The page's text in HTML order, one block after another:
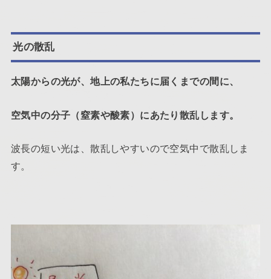
光の散乱
太陽からの光が、地上の私たちに届くまでの間に、
空気中の分子（窒素や酸素）にあたり散乱します。
波長の短い光は、散乱しやすいので空気中で散乱しま
す。